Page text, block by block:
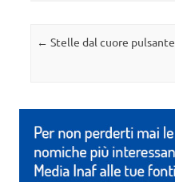
Navigazione articolo
← Stelle dal cuore pulsante